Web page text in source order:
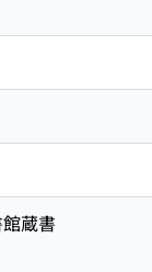
蔵書